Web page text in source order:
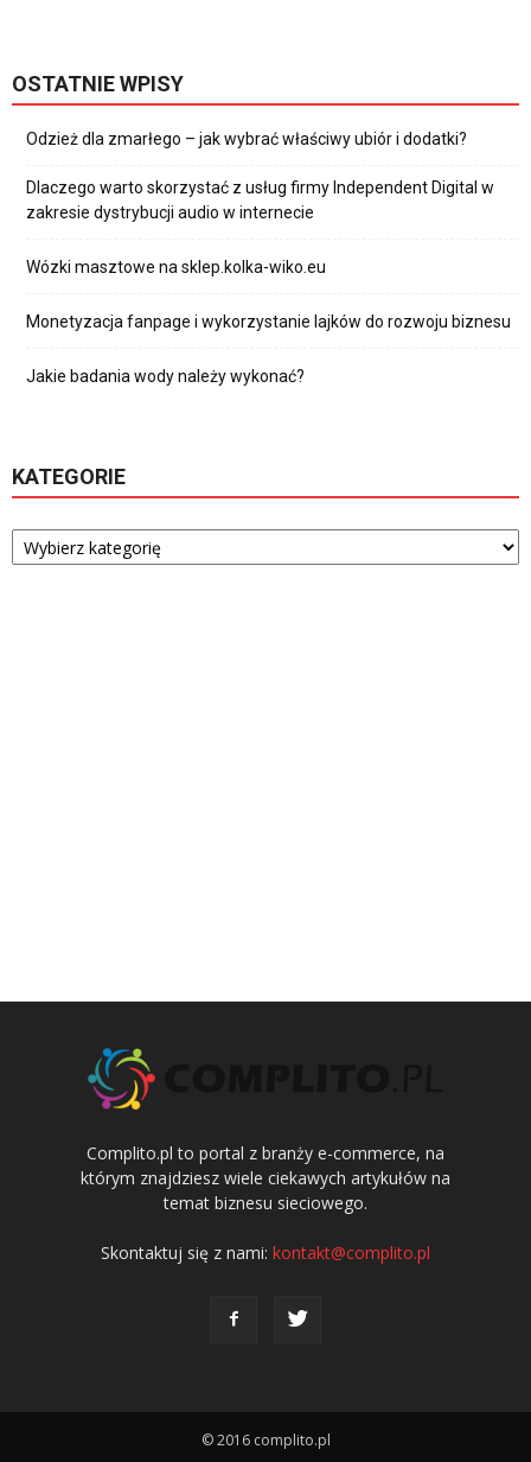
OSTATNIE WPISY
Odzież dla zmarłego – jak wybrać właściwy ubiór i dodatki?
Dlaczego warto skorzystać z usług firmy Independent Digital w
zakresie dystrybucji audio w internecie
Wózki masztowe na sklep.kolka-wiko.eu
Monetyzacja fanpage i wykorzystanie lajków do rozwoju biznesu
Jakie badania wody należy wykonać?
KATEGORIE
Kategorie
Complito.pl to portal z branży e-commerce, na
którym znajdziesz wiele ciekawych artykułów na
temat biznesu sieciowego.
Skontaktuj się z nami: kontakt@complito.pl
© 2016 complito.pl